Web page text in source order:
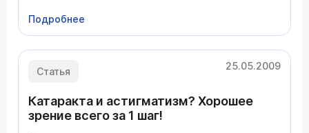
Подробнее
Статья 25.05.2009
Катаракта и астигматизм? Хорошее
зрение всего за 1 шаг!